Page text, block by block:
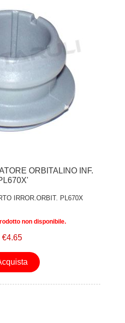
ORBITALINO INF.
IRROR.ORBIT. PL670X
non disponibile.
€4.65